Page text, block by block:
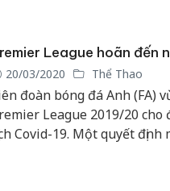
League hoãn đến
20/03/2020 Thể Thao
đoàn bóng đá Anh (FA)
League 2019/20
Covid-19. Một quyết